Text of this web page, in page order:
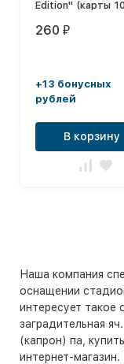
Edition" (карты
260 ₽
+13 бонусных
рублей
В корзину
Наша компания
оснащении
интересует такое
заградительная
(капрон) па,
интернет-